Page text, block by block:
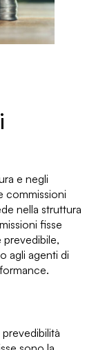
e negli
commissioni
nella struttura
fisse
agli agenti di